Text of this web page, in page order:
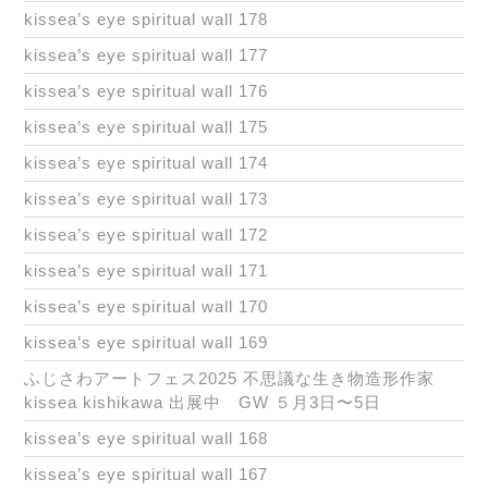
kissea’s eye spiritual wall 178
kissea’s eye spiritual wall 177
kissea’s eye spiritual wall 176
kissea’s eye spiritual wall 175
kissea’s eye spiritual wall 174
kissea’s eye spiritual wall 173
kissea’s eye spiritual wall 172
kissea’s eye spiritual wall 171
kissea’s eye spiritual wall 170
kissea’s eye spiritual wall 169
ふじさわアートフェス2025 不思議な生き物造形作家
kissea kishikawa 出展中 GW ５月3日〜5日
kissea’s eye spiritual wall 168
kissea’s eye spiritual wall 167